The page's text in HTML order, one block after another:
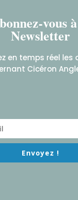
vous
Newsletter
en temps réel les
Cicéron
Envoyez !